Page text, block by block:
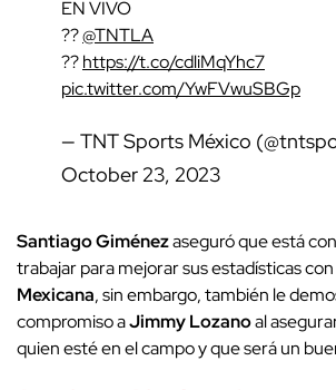
EN VIVO
??@TNTLA
??https://t.co/cdliMqYhc7
pic.twitter.com/YwFVwuSBGp
— TNT Sports México
October 23, 2023
Santiago Giménezaseguró que está
trabajar para mejorar sus estadísticas con
Mexicana, sin embargo, también le
compromiso aJimmy Lozanoal
quien esté en el campo y que será un